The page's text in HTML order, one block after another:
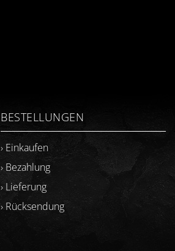
BESTELLUNGEN
› Einkaufen
› Bezahlung
› Lieferung
› Rücksendung